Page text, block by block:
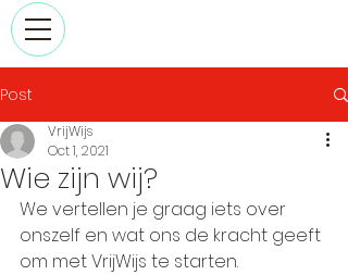
Post
Wie zijn wij?
VrijWijs
Oct 1, 2021
We vertellen je graag iets over
onszelf en wat ons de kracht geeft
om met VrijWijs te starten.